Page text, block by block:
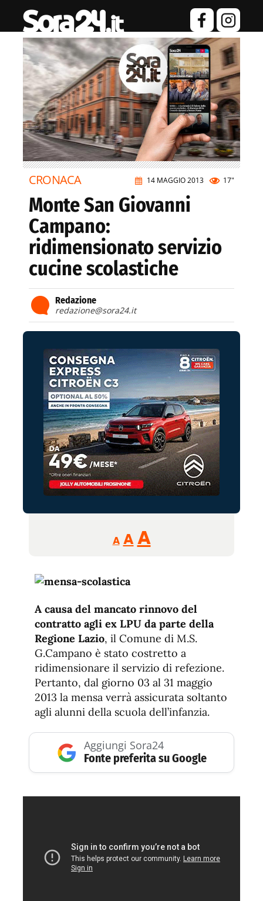
14 MAGGIO 2013 17"
CRONACA
Monte San Giovanni
Campano:
ridimensionato servizio
cucine scolastiche
Redazione
redazione@sora24.it
A
Reducir
tamaño
A Restablecer
AAumentar
fuente.
A causa del mancato rinnovo del
contratto agli ex LPU da parte della
Regione Lazio, il Comune di M.S.
G.Campano è stato costretto a
ridimensionare il servizio di refezione.
Pertanto, dal giorno 03 al 31 maggio
2013 la mensa verrà assicurata soltanto
agli alunni della scuola dell’infanzia.
Aggiungi Sora24
Fonte preferita su Google